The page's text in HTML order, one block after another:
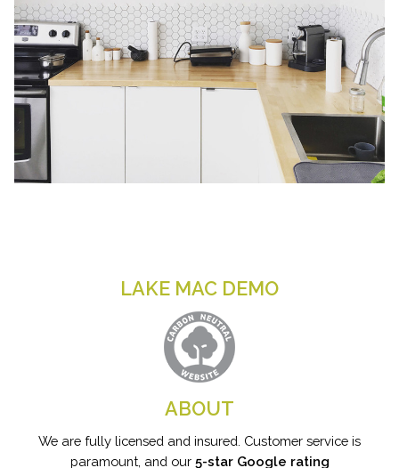
LAKE MAC DEMO
ABOUT
We are fully licensed and insured. Customer service is
paramount, and our 5-star Google rating